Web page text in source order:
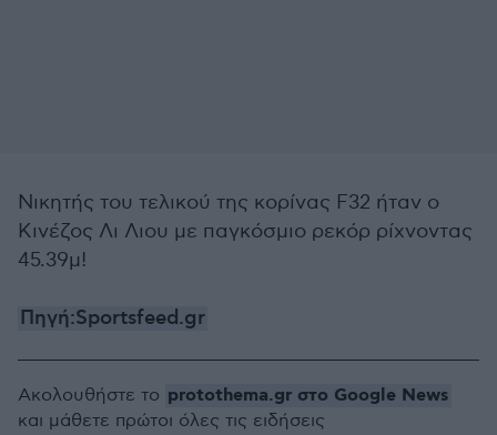
Νικητής του τελικού της κορίνας F32 ήταν ο
Κινέζος Λι Λιου με παγκόσμιο ρεκόρ ρίχνοντας
45.39μ!
Πηγή:Sportsfeed.gr
Ακολουθήστε το protothema.gr στο Google News
και μάθετε πρώτοι όλες τις ειδήσεις